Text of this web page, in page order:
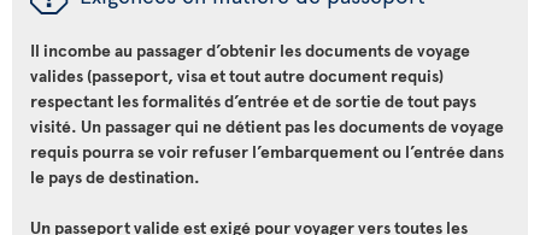
Il incombe au passager d’obtenir les documents de voyage
valides (passeport, visa et tout autre document requis)
respectant les formalités d’entrée et de sortie de tout pays
visité. Un passager qui ne détient pas les documents de voyage
requis pourra se voir refuser l’embarquement ou l’entrée dans
le pays de destination.
Un passeport valide est exigé pour voyager vers toutes les